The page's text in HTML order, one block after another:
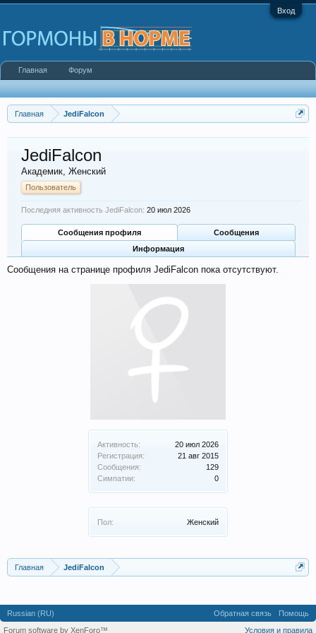
Вход
Главная JediFalcon
Активность:
20 июл 2026
Регистрация:
21 авг 2015
Сообщения:
129
Симпатии:
0
Пол: Женский
JediFalcon
Академик, Женский
Пользователь
Последняя активность JediFalcon: 20 июл 2026
Сообщения профиля
Сообщения
Информация
Сообщения на странице профиля JediFalcon пока отсутствуют.
Главная JediFalcon
Главная Форум
Russian (RU) Обратная связь
Помощь
Условия и правила
Forum software by XenForo™